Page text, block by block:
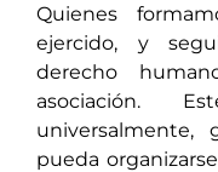
Quienes
ejercido, y
derecho
asociación.
universalmente,
pueda